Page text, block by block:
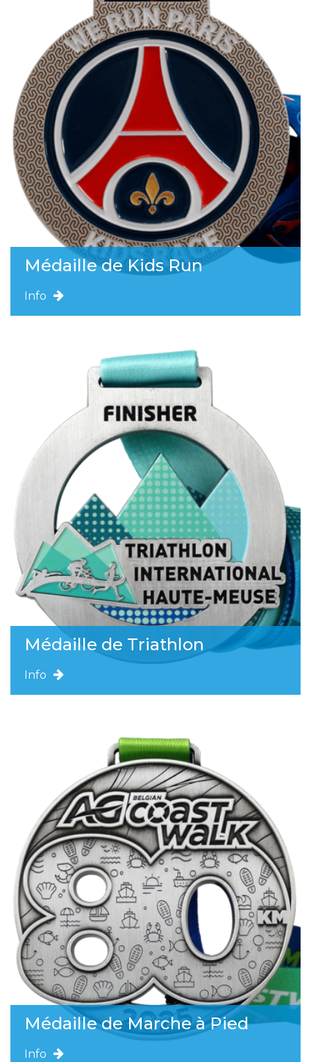
Médaille de Kids Run
Info
Médaille de Triathlon
Info
Médaille de Marche à Pied
Info